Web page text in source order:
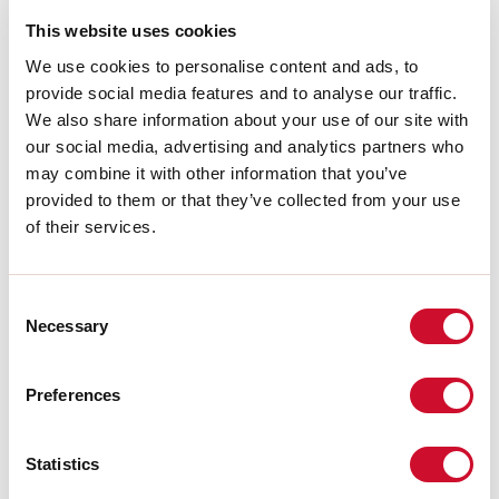
This website uses cookies
We use cookies to personalise content and ads, to
provide social media features and to analyse our traffic.
We also share information about your use of our site with
our social media, advertising and analytics partners who
may combine it with other information that you’ve
provided to them or that they’ve collected from your use
of their services.
Selection
Necessary
Preferences
Statistics
CERTIFICACIONES CE
Conformidad